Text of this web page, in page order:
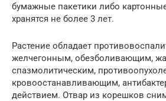
бумажные пакетики либо
хранятся не более 3 лет.
Растение обладает
желчегонным, обезболивающим,
спазмолитическим,
кровоостанавливающим,
действием. Отвар из корешков